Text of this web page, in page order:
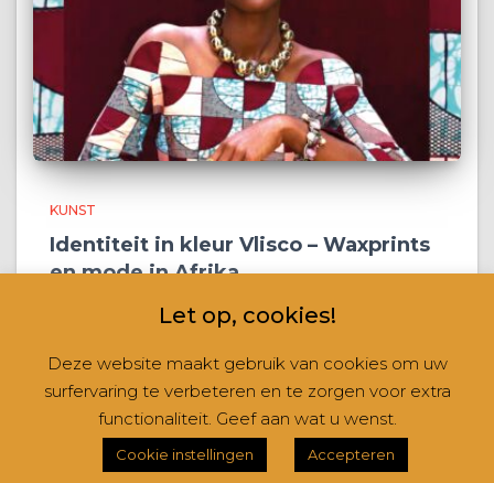
KUNST
Identiteit in kleur Vlisco – Waxprints
en mode in Afrika
Te zien tot en met 21 maart 2027 Wat een vrouw
draagt, vertelt in West-Afrika vaak precies wie zij is,
wat zij doet en wat zij belangrijk vindt. Met de
tentoonstelling „Identiteit in kleur -Vlisco: Waxprints
Lees verder
Let op, cookies!
Deze website maakt gebruik van cookies om uw
surfervaring te verbeteren en te zorgen voor extra
functionaliteit. Geef aan wat u wenst.
Cookie instellingen Accepteren